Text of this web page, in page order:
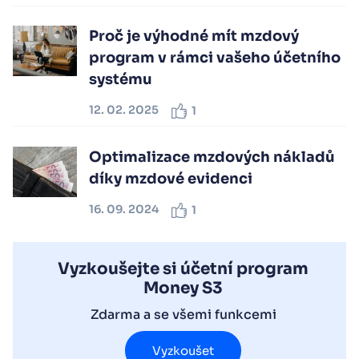
Proč je výhodné mít mzdový
program v rámci vašeho účetního
systému
12. 02. 2025 1
Optimalizace mzdových nákladů
díky mzdové evidenci
16. 09. 2024 1
Vyzkoušejte si účetní program
Money S3
Zdarma a se všemi funkcemi
Vyzkoušet